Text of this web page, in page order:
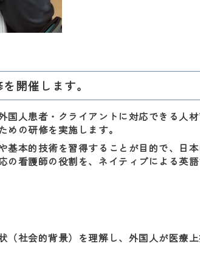
開催します。
人患者・クライアントに対応できる人
めの研修を実施します。
本的技術を習得することが目的で、日
看護師の役割を、ネイティブによる英語
社会的背景）を理解し、外国人が医療